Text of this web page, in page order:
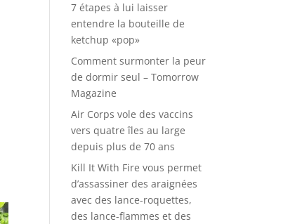
7 étapes à lui laisser
entendre la bouteille de
ketchup «pop»
Comment surmonter la peur
de dormir seul – Tomorrow
Magazine
Air Corps vole des vaccins
vers quatre îles au large
depuis plus de 70 ans
Kill It With Fire vous permet
d’assassiner des araignées
avec des lance-roquettes,
des lance-flammes et des